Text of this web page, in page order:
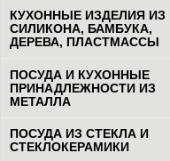
КУХОННЫЕ ИЗДЕЛИЯ ИЗ
СИЛИКОНА, БАМБУКА,
ДЕРЕВА, ПЛАСТМАССЫ
ПОСУДА И КУХОННЫЕ
ПРИНАДЛЕЖНОСТИ ИЗ
МЕТАЛЛА
ПОСУДА ИЗ СТЕКЛА И
СТЕКЛОКЕРАМИКИ